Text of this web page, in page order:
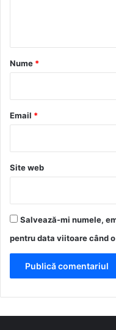
r
*
Nume *
Email *
Site web
Salvează-mi numele,
pentru data viitoare când